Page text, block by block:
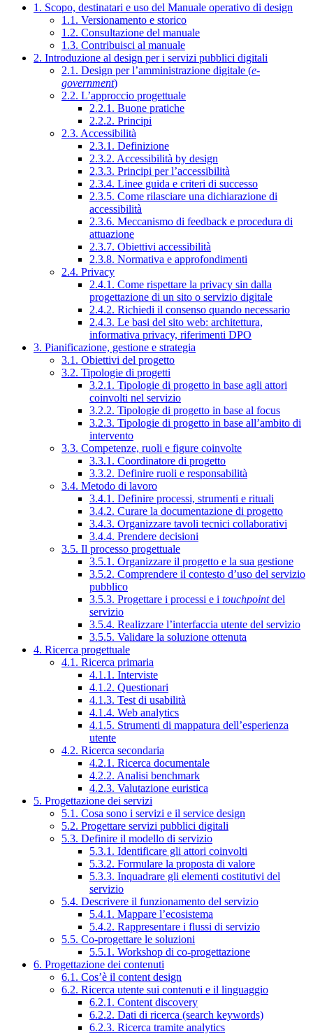
1. Scopo, destinatari e uso del Manuale operativo di design
1.1. Versionamento e storico
1.2. Consultazione del manuale
1.3. Contribuisci al manuale
2. Introduzione al design per i servizi pubblici digitali
2.1. Design per l’amministrazione digitale (e-
government)
2.2. L’approccio progettuale
2.2.1. Buone pratiche
2.2.2. Principi
2.3. Accessibilità
2.3.1. Definizione
2.3.2. Accessibilità by design
2.3.3. Principi per l’accessibilità
2.3.4. Linee guida e criteri di successo
2.3.5. Come rilasciare una dichiarazione di
accessibilità
2.3.6. Meccanismo di feedback e procedura di
attuazione
2.3.7. Obiettivi accessibilità
2.3.8. Normativa e approfondimenti
2.4. Privacy
2.4.1. Come rispettare la privacy sin dalla
progettazione di un sito o servizio digitale
2.4.2. Richiedi il consenso quando necessario
2.4.3. Le basi del sito web: architettura,
informativa privacy, riferimenti DPO
3. Pianificazione, gestione e strategia
3.1. Obiettivi del progetto
3.2. Tipologie di progetti
3.2.1. Tipologie di progetto in base agli attori
coinvolti nel servizio
3.2.2. Tipologie di progetto in base al focus
3.2.3. Tipologie di progetto in base all’ambito di
intervento
3.3. Competenze, ruoli e figure coinvolte
3.3.1. Coordinatore di progetto
3.3.2. Definire ruoli e responsabilità
3.4. Metodo di lavoro
3.4.1. Definire processi, strumenti e rituali
3.4.2. Curare la documentazione di progetto
3.4.3. Organizzare tavoli tecnici collaborativi
3.4.4. Prendere decisioni
3.5. Il processo progettuale
3.5.1. Organizzare il progetto e la sua gestione
3.5.2. Comprendere il contesto d’uso del servizio
pubblico
3.5.3. Progettare i processi e i touchpointdel
servizio
3.5.4. Realizzare l’interfaccia utente del servizio
3.5.5. Validare la soluzione ottenuta
4. Ricerca progettuale
4.1. Ricerca primaria
4.1.1. Interviste
4.1.2. Questionari
4.1.3. Test di usabilità
4.1.4. Web analytics
4.1.5. Strumenti di mappatura dell’esperienza
utente
4.2. Ricerca secondaria
4.2.1. Ricerca documentale
4.2.2. Analisi benchmark
4.2.3. Valutazione euristica
5. Progettazione dei servizi
5.1. Cosa sono i servizi e il service design
5.2. Progettare servizi pubblici digitali
5.3. Definire il modello di servizio
5.3.1. Identificare gli attori coinvolti
5.3.2. Formulare la proposta di valore
5.3.3. Inquadrare gli elementi costitutivi del
servizio
5.4. Descrivere il funzionamento del servizio
5.4.1. Mappare l’ecosistema
5.4.2. Rappresentare i flussi di servizio
5.5. Co-progettare le soluzioni
5.5.1. Workshop di co-progettazione
6. Progettazione dei contenuti
6.1. Cos’è il content design
6.2. Ricerca utente sui contenuti e il linguaggio
6.2.1. Content discovery
6.2.2. Dati di ricerca (search keywords)
6.2.3. Ricerca tramite analytics